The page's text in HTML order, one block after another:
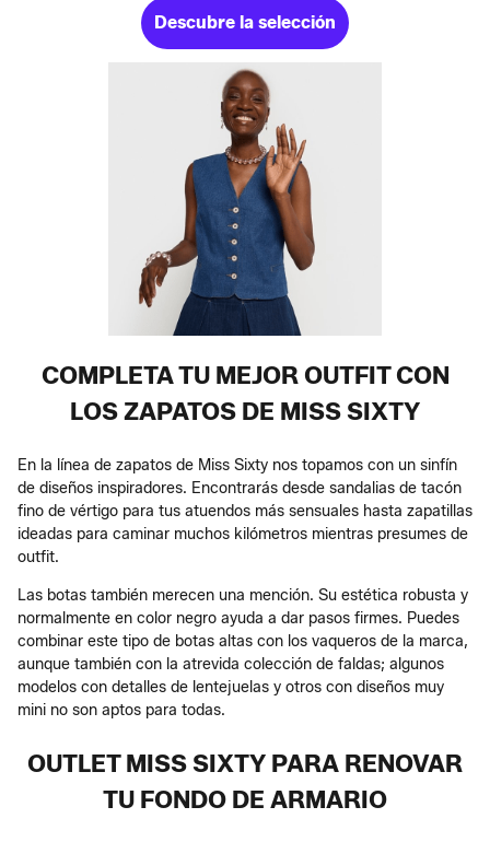
Descubre la selección
COMPLETA TU MEJOR OUTFIT CON
LOS ZAPATOS DE MISS SIXTY
En la línea de zapatos de Miss Sixty nos topamos con un sinfín
de diseños inspiradores. Encontrarás desde sandalias de tacón
fino de vértigo para tus atuendos más sensuales hasta zapatillas
ideadas para caminar muchos kilómetros mientras presumes de
outfit.
Las botas también merecen una mención. Su estética robusta y
normalmente en color negro ayuda a dar pasos firmes. Puedes
combinar este tipo de botas altas con los vaqueros de la marca,
aunque también con la atrevida colección de faldas; algunos
modelos con detalles de lentejuelas y otros con diseños muy
mini no son aptos para todas.
OUTLET MISS SIXTY PARA RENOVAR
TU FONDO DE ARMARIO